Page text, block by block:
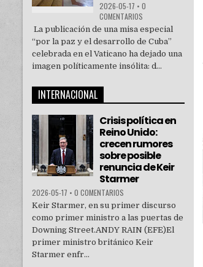
2026-05-17 • 0
COMENTARIOS
La publicación de una misa especial
“por la paz y el desarrollo de Cuba”
celebrada en el Vaticano ha dejado una
imagen políticamente insólita: d...
INTERNACIONAL
Crisis política en
Reino Unido:
crecen rumores
sobre posible
renuncia de Keir
Starmer
2026-05-17 • 0 COMENTARIOS
Keir Starmer, en su primer discurso
como primer ministro a las puertas de
Downing Street.ANDY RAIN (EFE)El
primer ministro británico Keir
Starmer enfr...